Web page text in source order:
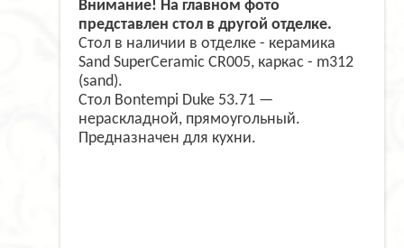
Внимание! На главном фото
представлен стол в другой отделке.
Стол в наличии в отделке - керамика
Sand SuperCeramic CR005, каркас - m312
(sand).
Стол Bontempi Duke 53.71 —
нераскладной, прямоугольный.
Предназначен для кухни.